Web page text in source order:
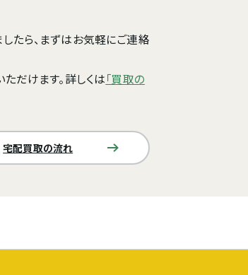
たら、まずはお気軽にご連絡
だけます。詳しくは「買取の
宅配買取の流れ